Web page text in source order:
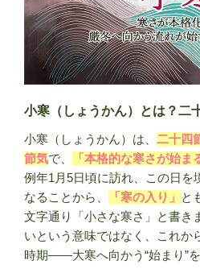
の
意
味・
期・
過
し
方
を
解
説
【二
十
小寒（しょうかん）とは？二
小寒（しょうかん）は、 二十四
節気で、 「本格的な寒さが始ま
例年1月5日頃に訪れ、この日を
なることから、
「寒の入り」 と
文字通り「小さな寒さ」と書き
いという意味ではなく、これか
時期――大寒へ向かう“始まり”を